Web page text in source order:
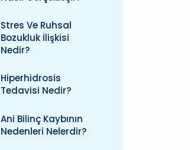
Stres Ve Ruhsal
Bozukluk İlişkisi
Nedir?
Hiperhidrosis
Tedavisi Nedir?
Ani Bilinç Kaybının
Nedenleri Nelerdir?